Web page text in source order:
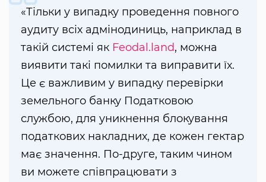
«Тільки у випадку проведення повного
аудиту всіх адмінодиниць, наприклад в
такій системі як Feodal.land, можна
виявити такі помилки та виправити їх.
Це є важливим у випадку перевірки
земельного банку Податковою
службою, для уникнення блокування
податкових накладних, де кожен гектар
має значення. По-друге, таким чином
ви можете співпрацювати з